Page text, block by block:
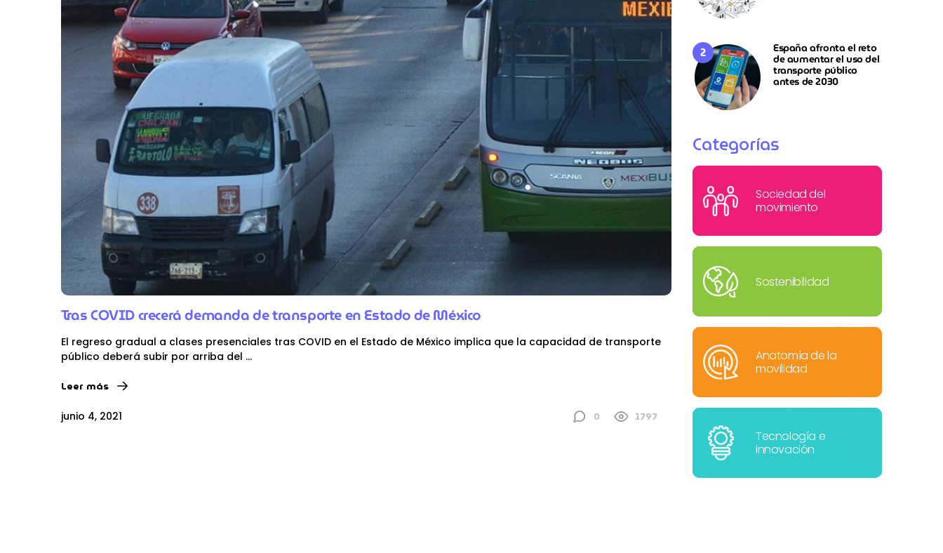
Tras COVID crecerá demanda de transporte en Estado de México
El regreso gradual a clases presenciales tras COVID en el Estado de México implica que la capacidad de transporte
público deberá subir por arriba del ...
Leer más
junio 4, 2021 0 1797
España afronta el reto
de aumentar el uso del
transporte público
antes de 2030
Categorías
Sociedad del
movimiento
Sostenibilidad
Anatomía de la
movilidad
Tecnología e
innovación